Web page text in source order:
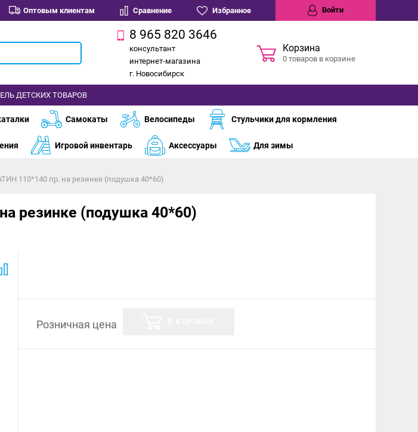
Оптовым клиентам Сравнение Избранное Войти
8 965 820 3646
консультант
интернет-магазина
г. Новосибирск
Корзина
0 товаров в корзине
ДЕТСКИХ ТОВАРОВ
Самокаты Велосипеды Стульчики для кормления
Игровой инвентарь Аксессуары Для зимы
110*140 пр. на резинке (подушка 40*60)
резинке (подушка 40*60)
Розничная цена